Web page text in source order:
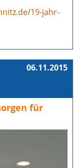
19-jahr-
06.11.2015
für